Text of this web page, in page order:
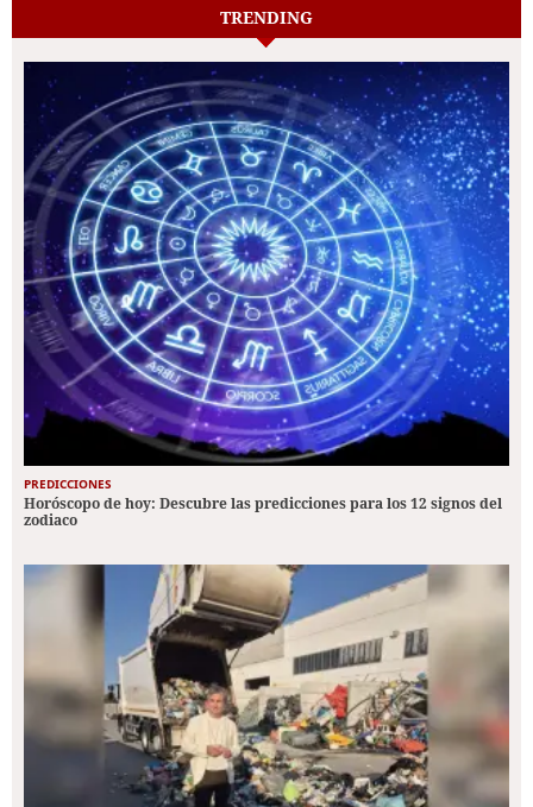
TRENDING
PREDICCIONES
Horóscopo de hoy: Descubre las predicciones para los 12 signos del
zodiaco